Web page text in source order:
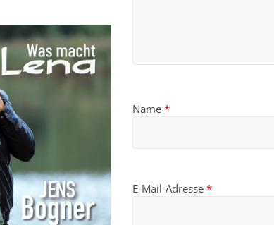
Name *
E-Mail-Adresse *